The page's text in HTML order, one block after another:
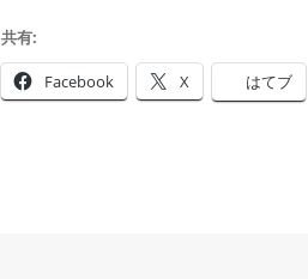
共有:
Facebook X はてブ